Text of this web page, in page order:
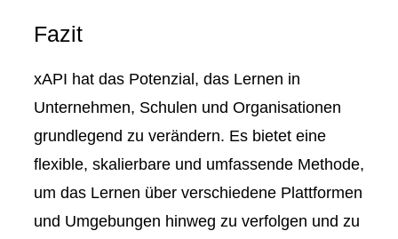
Fazit
xAPI hat das Potenzial, das Lernen in
Unternehmen, Schulen und Organisationen
grundlegend zu verändern. Es bietet eine
flexible, skalierbare und umfassende Methode,
um das Lernen über verschiedene Plattformen
und Umgebungen hinweg zu verfolgen und zu